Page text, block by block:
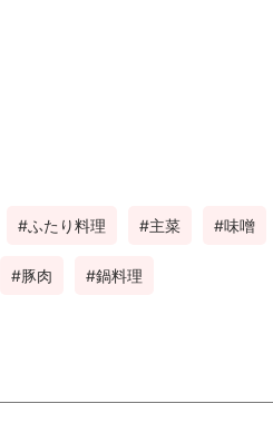
ふたり料理 主菜 味噌
豚肉 鍋料理